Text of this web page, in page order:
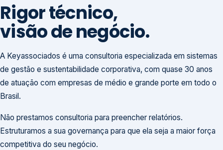
Rigor técnico,
visão de negócio.
A Keyassociados é uma consultoria especializada em sistemas
de gestão e sustentabilidade corporativa, com quase 30 anos
de atuação com empresas de médio e grande porte em todo o
Brasil.
Não prestamos consultoria para preencher relatórios.
Estruturamos a sua governança para que ela seja a maior força
competitiva do seu negócio.